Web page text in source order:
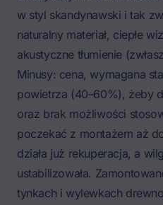
w styl skandynawski i tak
naturalny materiał, ciepłe
akustyczne tłumienie
Minusy: cena, wymagana
powietrza (40–60%), żeby
oraz brak możliwości
poczekać z montażem aż
działa już rekuperacja, a
ustabilizowała.
tynkach i wylewkach